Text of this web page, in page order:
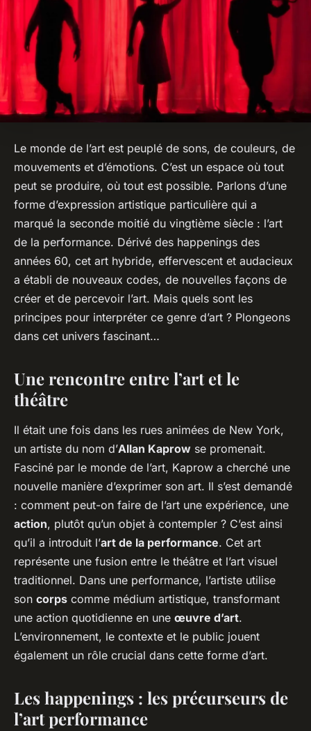
Le monde de l’art est peuplé de sons, de couleurs, de
mouvements et d’émotions. C’est un espace où tout
peut se produire, où tout est possible. Parlons d’une
forme d’expression artistique particulière qui a
marqué la seconde moitié du vingtième siècle : l’art
de la performance. Dérivé des happenings des
années 60, cet art hybride, effervescent et audacieux
a établi de nouveaux codes, de nouvelles façons de
créer et de percevoir l’art. Mais quels sont les
principes pour interpréter ce genre d’art ? Plongeons
dans cet univers fascinant…
Une rencontre entre l’art et le
théâtre
Il était une fois dans les rues animées de New York,
un artiste du nom d’Allan Kaprow se promenait.
Fasciné par le monde de l’art, Kaprow a cherché une
nouvelle manière d’exprimer son art. Il s’est demandé
: comment peut-on faire de l’art une expérience, une
action, plutôt qu’un objet à contempler ? C’est ainsi
qu’il a introduit l’art de la performance. Cet art
représente une fusion entre le théâtre et l’art visuel
traditionnel. Dans une performance, l’artiste utilise
son corps comme médium artistique, transformant
une action quotidienne en une œuvre d’art.
L’environnement, le contexte et le public jouent
également un rôle crucial dans cette forme d’art.
Les happenings : les précurseurs de
l’art performance